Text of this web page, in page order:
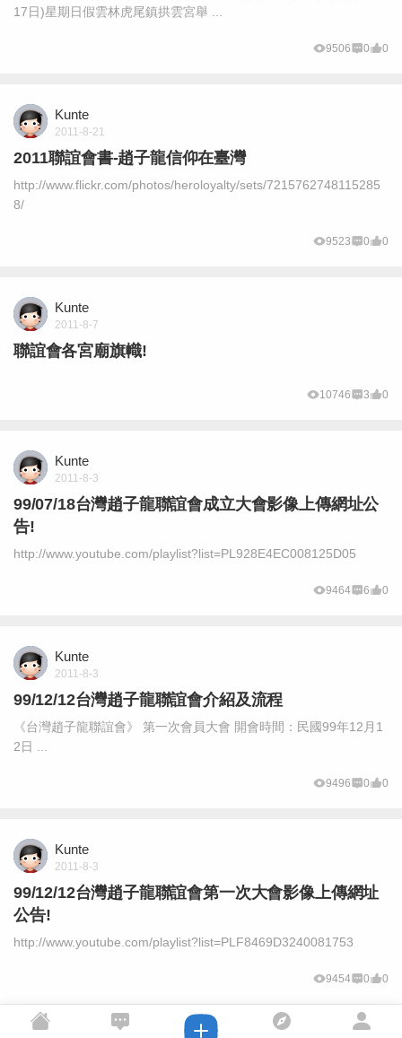
17日)星期日假雲林虎尾鎮拱雲宮舉 ...
9506 0 0
Kunte
2011-8-21
2011聯誼會書-趙子龍信仰在臺灣
http://www.flickr.com/photos/heroloyalty/sets/7215762748115285
8/
9523 0 0
Kunte
2011-8-7
聯誼會各宮廟旗幟!
10746 3 0
Kunte
2011-8-3
99/07/18台灣趙子龍聯誼會成立大會影像上傳網址公
告!
http://www.youtube.com/playlist?list=PL928E4EC008125D05
9464 6 0
Kunte
2011-8-3
99/12/12台灣趙子龍聯誼會介紹及流程
《台灣趙子龍聯誼會》 第一次會員大會 開會時間：民國99年12月1
2日 ...
9496 0 0
Kunte
2011-8-3
99/12/12台灣趙子龍聯誼會第一次大會影像上傳網址
公告!
http://www.youtube.com/playlist?list=PLF8469D3240081753
9454 0 0